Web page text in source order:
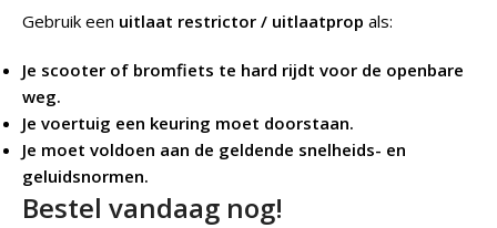
Gebruik een uitlaat restrictor / uitlaatprop als:
Je scooter of bromfiets te hard rijdt voor de openbare
weg.
Je voertuig een keuring moet doorstaan.
Je moet voldoen aan de geldende snelheids- en
geluidsnormen.
Bestel vandaag nog!